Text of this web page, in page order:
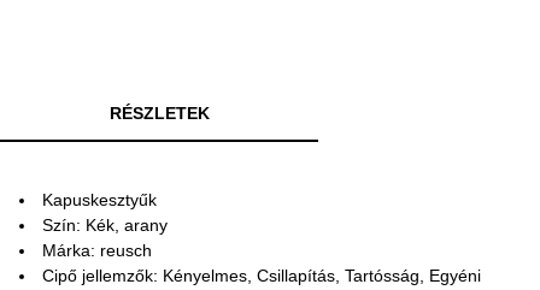
RÉSZLETEK
Kapuskesztyűk
Szín: Kék, arany
Márka: reusch
Cipő jellemzők: Kényelmes, Csillapítás, Tartósság, Egyéni